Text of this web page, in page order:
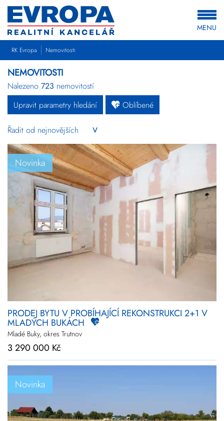
MENU
RK Evropa Nemovitosti
NEMOVITOSTI
Nalezeno 723 nemovitostí
Upravit parametry hledání
Oblíbené
Novinka
PRODEJ BYTU V PROBÍHAJÍCÍ REKONSTRUKCI 2+1 V
MLADÝCH BUKÁCH
Mladé Buky, okres Trutnov
3 290 000 Kč
Novinka
Byty Domy Pozemky
Komerční Ostatní Developerské
projekty
Zlevněné
Kraj Vyberte kraje
Upřesnit
lokalitu
Cena